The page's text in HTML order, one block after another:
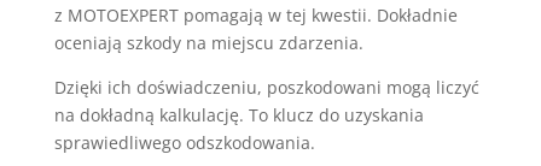
z MOTOEXPERT pomagają w tej kwestii. Dokładnie
oceniają szkody na miejscu zdarzenia.
Dzięki ich doświadczeniu, poszkodowani mogą liczyć
na dokładną kalkulację. To klucz do uzyskania
sprawiedliwego odszkodowania.